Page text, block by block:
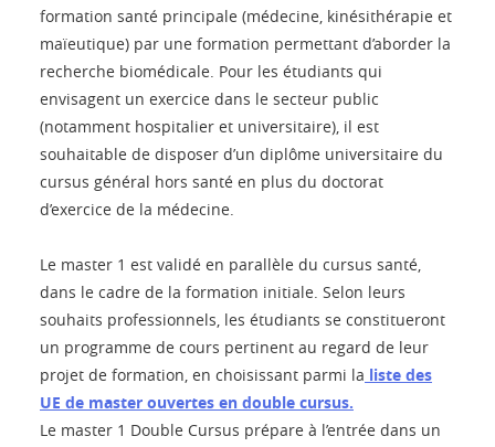
formation santé principale (médecine, kinésithérapie et
maïeutique) par une formation permettant d’aborder la
recherche biomédicale. Pour les étudiants qui
envisagent un exercice dans le secteur public
(notamment hospitalier et universitaire), il est
souhaitable de disposer d’un diplôme universitaire du
cursus général hors santé en plus du doctorat
d’exercice de la médecine.
Le master 1 est validé en parallèle du cursus santé,
dans le cadre de la formation initiale. Selon leurs
souhaits professionnels, les étudiants se constitueront
un programme de cours pertinent au regard de leur
projet de formation, en choisissant parmi la liste des
UE de master ouvertes en double cursus.
Le master 1 Double Cursus prépare à l’entrée dans un